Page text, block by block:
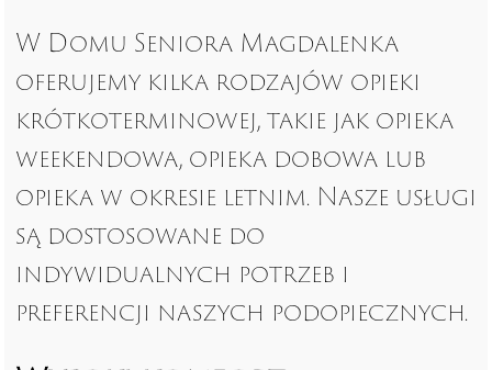
W Domu Seniora Magdalenka
oferujemy kilka rodzajów opieki
krótkoterminowej, takie jak opieka
weekendowa, opieka dobowa lub
opieka w okresie letnim. Nasze usługi
są dostosowane do
indywidualnych potrzeb i
preferencji naszych podopiecznych.